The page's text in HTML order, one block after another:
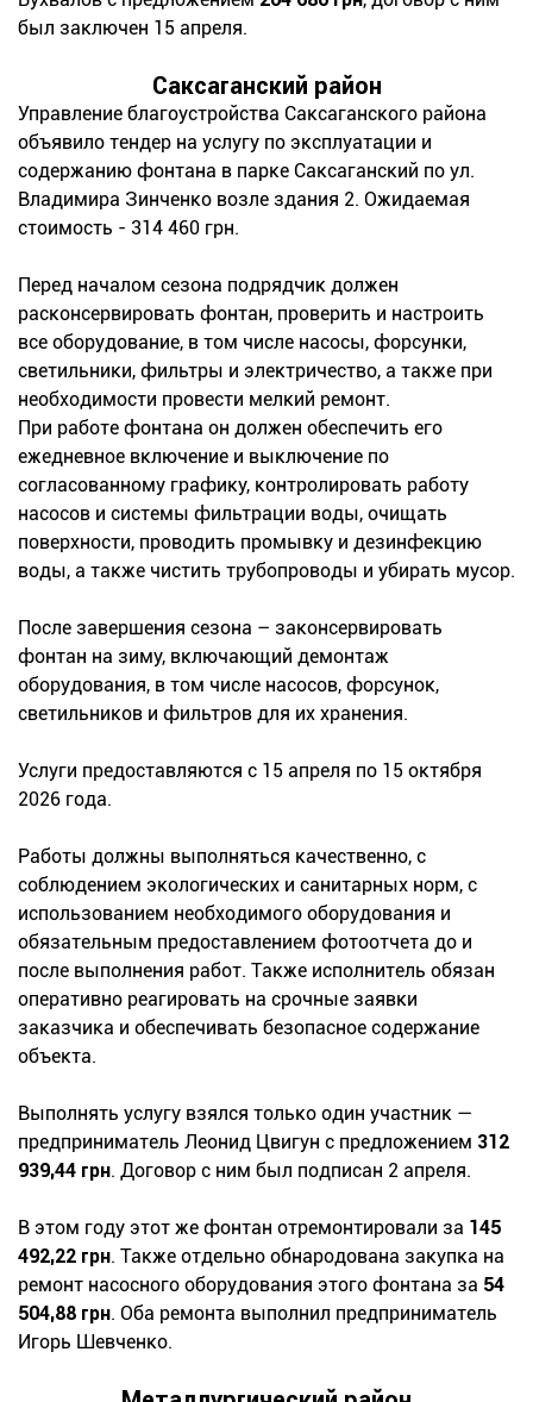
был заключен 15 апреля.
Саксаганский район
Управление благоустройства Саксаганского района
объявило тендер на услугу по эксплуатации и
содержанию фонтана в парке Саксаганский по ул.
Владимира Зинченко возле здания 2. Ожидаемая
стоимость - 314 460 грн.
Перед началом сезона подрядчик должен
расконсервировать фонтан, проверить и настроить
все оборудование, в том числе насосы, форсунки,
светильники, фильтры и электричество, а также при
необходимости провести мелкий ремонт.
При работе фонтана он должен обеспечить его
ежедневное включение и выключение по
согласованному графику, контролировать работу
насосов и системы фильтрации воды, очищать
поверхности, проводить промывку и дезинфекцию
воды, а также чистить трубопроводы и убирать мусор.
После завершения сезона – законсервировать
фонтан на зиму, включающий демонтаж
оборудования, в том числе насосов, форсунок,
светильников и фильтров для их хранения.
Услуги предоставляются с 15 апреля по 15 октября
2026 года.
Работы должны выполняться качественно, с
соблюдением экологических и санитарных норм, с
использованием необходимого оборудования и
обязательным предоставлением фотоотчета до и
после выполнения работ. Также исполнитель обязан
оперативно реагировать на срочные заявки
заказчика и обеспечивать безопасное содержание
объекта.
Выполнять услугу взялся только один участник —
предприниматель Леонид Цвигун с предложением 312
939,44 грн. Договор с ним был подписан 2 апреля.
В этом году этот же фонтан отремонтировали за 145
492,22 грн. Также отдельно обнародована закупка на
ремонт насосного оборудования этого фонтана за 54
504,88 грн. Оба ремонта выполнил предприниматель
Игорь Шевченко.